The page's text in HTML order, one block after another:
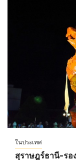
ในประเทศ
สุราษฎร์ธานี-รอ